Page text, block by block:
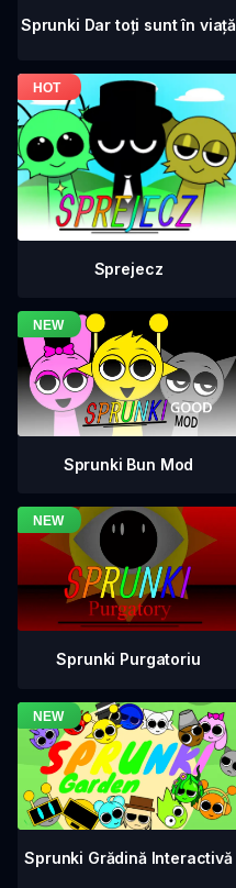
Sprunki Dar toți sunt în viață
Sprejecz
Sprunki Bun Mod
Sprunki Purgatoriu
Sprunki Grădină Interactivă